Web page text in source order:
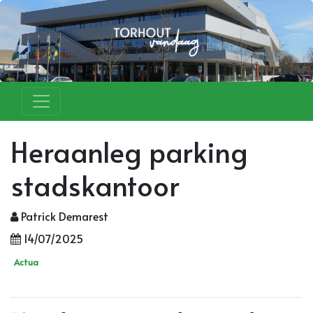
Heraanleg parking
stadskantoor
Patrick Demarest
14/07/2025
Actua